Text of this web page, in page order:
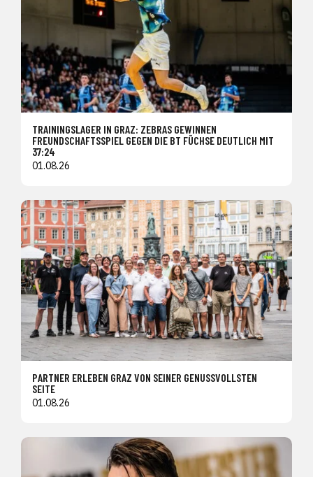
TRAININGSLAGER IN GRAZ: ZEBRAS GEWINNEN
FREUNDSCHAFTSSPIEL GEGEN DIE BT FÜCHSE DEUTLICH MIT
37:24
01.08.26
PARTNER ERLEBEN GRAZ VON SEINER GENUSSVOLLSTEN
SEITE
01.08.26